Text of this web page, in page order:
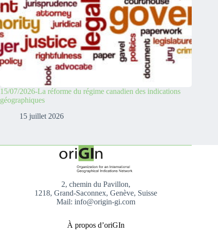
15/07/2026-La réforme du régime canadien des indications
géographiques
15 juillet 2026
2, chemin du Pavillon,
1218, Grand-Saconnex, Genève, Suisse
Mail: info@origin-gi.com
À propos d’oriGIn